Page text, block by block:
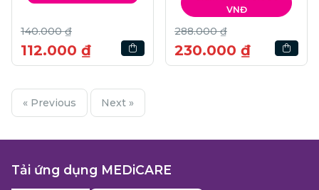
140.000 ₫
112.000 ₫
+13g
VNĐ
288.000 ₫
230.000 ₫
« Previous Next »
Tải ứng dụng MEDiCARE